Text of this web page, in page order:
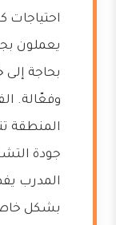
احتياجات
يعملون
بحاجة
وفعّالة.
المنطقة
جودة
المدرب
بشكل